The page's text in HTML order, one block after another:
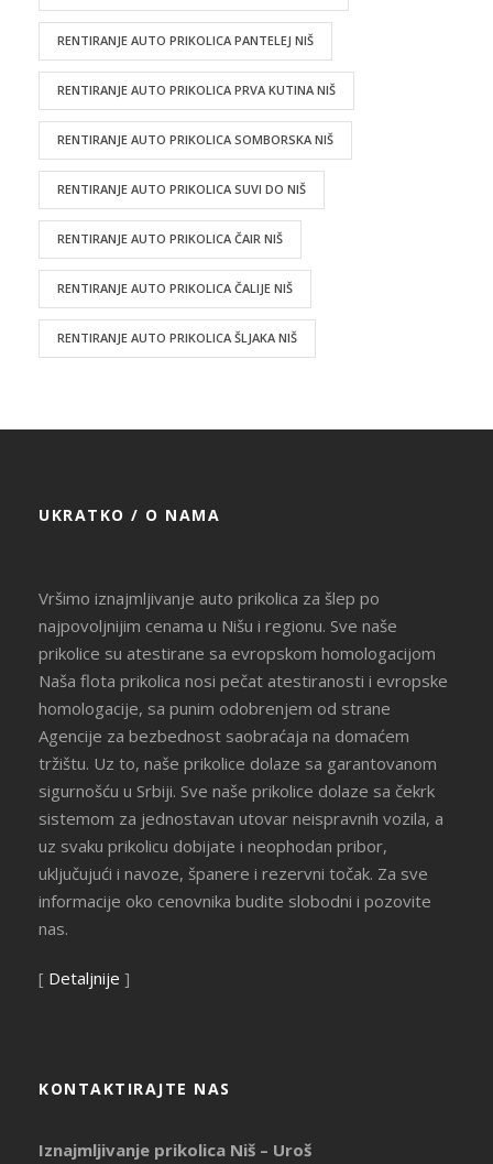
RENTIRANJE AUTO PRIKOLICA PANTELEJ NIŠ
RENTIRANJE AUTO PRIKOLICA PRVA KUTINA NIŠ
RENTIRANJE AUTO PRIKOLICA SOMBORSKA NIŠ
RENTIRANJE AUTO PRIKOLICA SUVI DO NIŠ
RENTIRANJE AUTO PRIKOLICA ČAIR NIŠ
RENTIRANJE AUTO PRIKOLICA ČALIJE NIŠ
RENTIRANJE AUTO PRIKOLICA ŠLJAKA NIŠ
UKRATKO / O NAMA
Vršimo iznajmljivanje auto prikolica za šlep po
najpovoljnijim cenama u Nišu i regionu. Sve naše
prikolice su atestirane sa evropskom homologacijom
Naša flota prikolica nosi pečat atestiranosti i evropske
homologacije, sa punim odobrenjem od strane
Agencije za bezbednost saobraćaja na domaćem
tržištu. Uz to, naše prikolice dolaze sa garantovanom
sigurnošću u Srbiji. Sve naše prikolice dolaze sa čekrk
sistemom za jednostavan utovar neispravnih vozila, a
uz svaku prikolicu dobijate i neophodan pribor,
uključujući i navoze, španere i rezervni točak. Za sve
informacije oko cenovnika budite slobodni i pozovite
nas.
[ Detaljnije ]
KONTAKTIRAJTE NAS
Iznajmljivanje prikolica Niš – Uroš